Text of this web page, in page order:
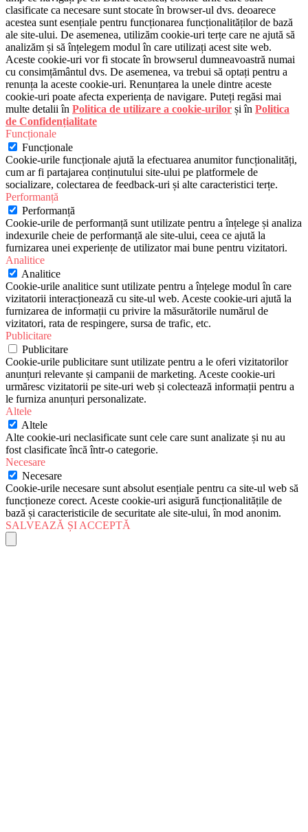
clasificate ca necesare sunt stocate în browser-ul dvs. deoarece
acestea sunt esențiale pentru funcționarea funcționalităților de bază
ale site-ului. De asemenea, utilizăm cookie-uri terțe care ne ajută să
analizăm și să înțelegem modul în care utilizați acest site web.
Aceste cookie-uri vor fi stocate în browserul dumneavoastră numai
cu consimțământul dvs. De asemenea, va trebui să optați pentru a
renunța la aceste cookie-uri. Renunțarea la unele dintre aceste
cookie-uri poate afecta experiența de navigare. Puteți regăsi mai
multe detalii în Politica de utilizare a cookie-urilor și în Politica
de Confidențialitate
Funcționale
Funcționale
Cookie-urile funcționale ajută la efectuarea anumitor funcționalități,
cum ar fi partajarea conținutului site-ului pe platformele de
socializare, colectarea de feedback-uri și alte caracteristici terțe.
Performanță
Performanță
Cookie-urile de performanță sunt utilizate pentru a înțelege și analiza
indexurile cheie de performanță ale site-ului, ceea ce ajută la
furnizarea unei experiențe de utilizator mai bune pentru vizitatori.
Analitice
Analitice
Cookie-urile analitice sunt utilizate pentru a înțelege modul în care
vizitatorii interacționează cu site-ul web. Aceste cookie-uri ajută la
furnizarea de informații cu privire la măsurătorile numărul de
vizitatori, rata de respingere, sursa de trafic, etc.
Publicitare
Publicitare
Cookie-urile publicitare sunt utilizate pentru a le oferi vizitatorilor
anunțuri relevante și campanii de marketing. Aceste cookie-uri
urmăresc vizitatorii pe site-uri web și colectează informații pentru a
le furniza anunțuri personalizate.
Altele
Altele
Alte cookie-uri neclasificate sunt cele care sunt analizate și nu au
fost clasificate încă într-o categorie.
Necesare
Necesare
Cookie-urile necesare sunt absolut esențiale pentru ca site-ul web să
funcționeze corect. Aceste cookie-uri asigură funcționalitățile de
bază și caracteristicile de securitate ale site-ului, în mod anonim.
SALVEAZĂ ȘI ACCEPTĂ